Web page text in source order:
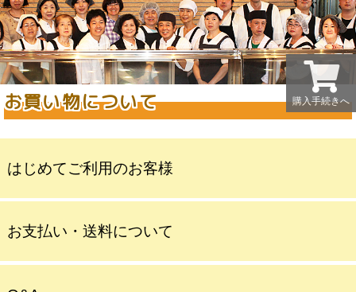
お買い物について
はじめてご利用のお客様
お支払い・送料について
購入手続きへ